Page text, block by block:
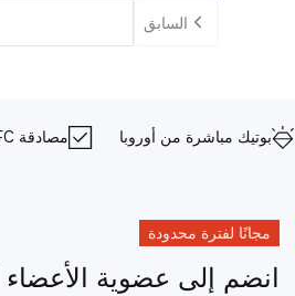
السابق
بوتيك مباشرة من أوروبا مصادقة NFC على كل منتج
مجانًا لفترة محدودة
انضم إلى عضوية